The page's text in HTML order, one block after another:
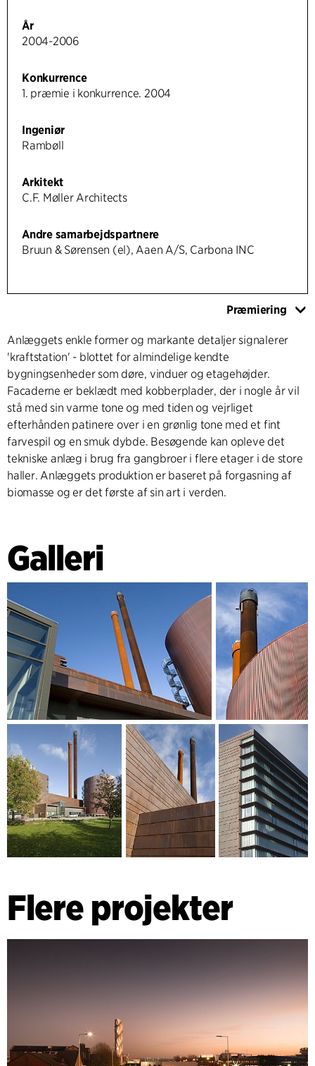
År
2004-2006
Konkurrence
1. præmie i konkurrence. 2004
Ingeniør
Rambøll
Arkitekt
C.F. Møller Architects
Andre samarbejdspartnere
Bruun & Sørensen (el), Aaen A/S, Carbona INC
Præmiering
Anlæggets enkle former og markante detaljer signalerer
'kraftstation' - blottet for almindelige kendte
bygningsenheder som døre, vinduer og etagehøjder.
Facaderne er beklædt med kobberplader, der i nogle år vil
stå med sin varme tone og med tiden og vejrliget
efterhånden patinere over i en grønlig tone med et fint
farvespil og en smuk dybde. Besøgende kan opleve det
tekniske anlæg i brug fra gangbroer i flere etager i de store
haller. Anlæggets produktion er baseret på forgasning af
biomasse og er det første af sin art i verden.
Galleri
Flere projekter